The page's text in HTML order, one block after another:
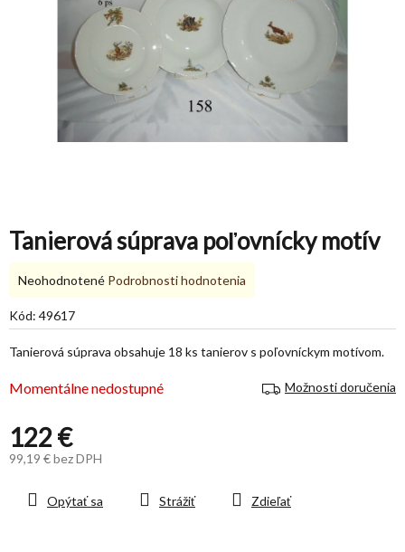
Tanierová súprava poľovnícky motív
Kód: 49617
122 €
99,19 € bez DPH
Momentálne nedostupné Možnosti doručenia
Tanierová súprava obsahuje 18 ks tanierov s poľovníckym motívom.
Opýtať sa Strážiť Zdieľať
Priemerné
produktu
je
0,0
5
Neohodnotené Podrobnosti hodnotenia